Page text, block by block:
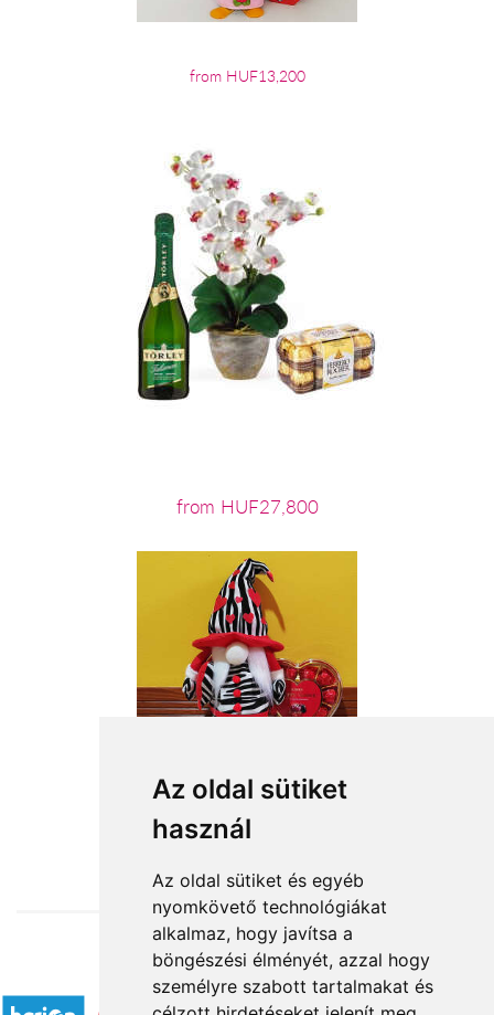
Az oldal sütiket
használ
Az oldal sütiket és egyéb
nyomkövető technológiákat
alkalmaz, hogy javítsa a
böngészési élményét, azzal hogy
személyre szabott tartalmakat és
from HUF13,200
from HUF27,800
from HUF16,360
Accepted payment methods